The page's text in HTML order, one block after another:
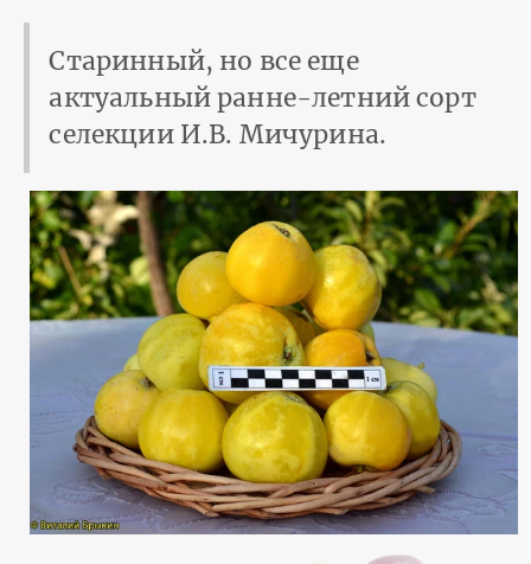
Старинный, но все еще
актуальный ранне-летний сорт
селекции И.В. Мичурина.